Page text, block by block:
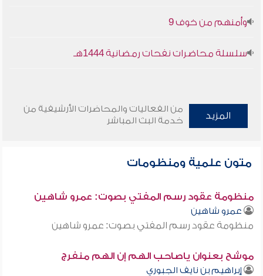
وأمنهم من خوف 9
سلسلة محاضرات نفحات رمضانية 1444هـ
المزيد
من الفعاليات والمحاضرات الأرشيفية من
خدمة البث المباشر
متون علمية ومنظومات
منظومة عقود رسم المفتي بصوت: عمرو شاهين
عمرو شاهين
منظومة عقود رسم المفتي بصوت: عمرو شاهين
موشح بعنوان ياصاحب الهم إن الهم منفرج
إبراهيم بن نايف الجبوري